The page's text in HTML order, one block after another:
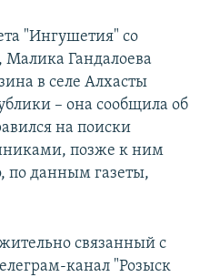
"Ингушетия" со
Малика Гандалоева
в селе Алхасты
– она сообщила об
на поиски
позже к ним
по данным газеты,
связанный с
канал "Розыск